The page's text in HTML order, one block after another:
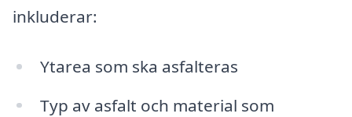
inkluderar:
Ytarea som ska asfalteras
Typ av asfalt och material som